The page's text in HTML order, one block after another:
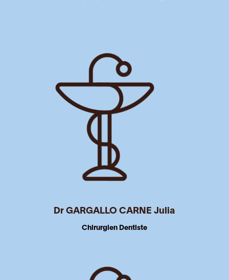
Dr GARGALLO CARNE Julia
Chirurgien Dentiste